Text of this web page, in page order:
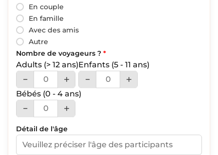
En couple
En famille
Avec des amis
Autre
Nombre de voyageurs ? *
Adults (> 12 ans)Enfants (5 - 11 ans)
Bébés (0 - 4 ans)
Détail de l'âge